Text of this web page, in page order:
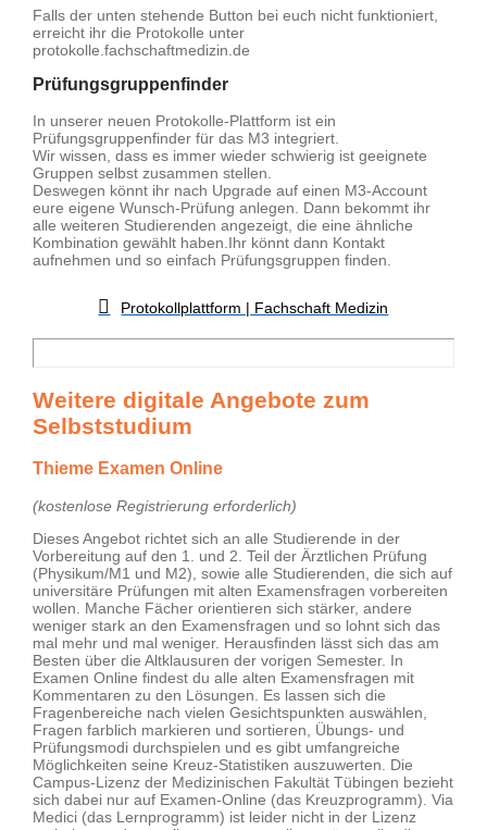
Falls der unten stehende Button bei euch nicht funktioniert,
erreicht ihr die Protokolle unter
protokolle.fachschaftmedizin.de
Prüfungsgruppenfinder
In unserer neuen Protokolle-Plattform ist ein
Prüfungsgruppenfinder für das M3 integriert.
Wir wissen, dass es immer wieder schwierig ist geeignete
Gruppen selbst zusammen stellen.
Deswegen könnt ihr nach Upgrade auf einen M3-Account
eure eigene Wunsch-Prüfung anlegen. Dann bekommt ihr
alle weiteren Studierenden angezeigt, die eine ähnliche
Kombination gewählt haben.Ihr könnt dann Kontakt
aufnehmen und so einfach Prüfungsgruppen finden.
Protokollplattform | Fachschaft Medizin
Weitere digitale Angebote zum
Selbststudium
Thieme Examen Online
(kostenlose Registrierung erforderlich)
Dieses Angebot richtet sich an alle Studierende in der
Vorbereitung auf den 1. und 2. Teil der Ärztlichen Prüfung
(Physikum/M1 und M2), sowie alle Studierenden, die sich auf
universitäre Prüfungen mit alten Examensfragen vorbereiten
wollen. Manche Fächer orientieren sich stärker, andere
weniger stark an den Examensfragen und so lohnt sich das
mal mehr und mal weniger. Herausfinden lässt sich das am
Besten über die Altklausuren der vorigen Semester. In
Examen Online findest du alle alten Examensfragen mit
Kommentaren zu den Lösungen. Es lassen sich die
Fragenbereiche nach vielen Gesichtspunkten auswählen,
Fragen farblich markieren und sortieren, Übungs- und
Prüfungsmodi durchspielen und es gibt umfangreiche
Möglichkeiten seine Kreuz-Statistiken auszuwerten. Die
Campus-Lizenz der Medizinischen Fakultät Tübingen bezieht
sich dabei nur auf Examen-Online (das Kreuzprogramm). Via
Medici (das Lernprogramm) ist leider nicht in der Lizenz